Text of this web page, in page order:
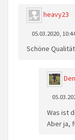
heavy23
05.03.2020,
Schöne
Was ist
Aber ja,